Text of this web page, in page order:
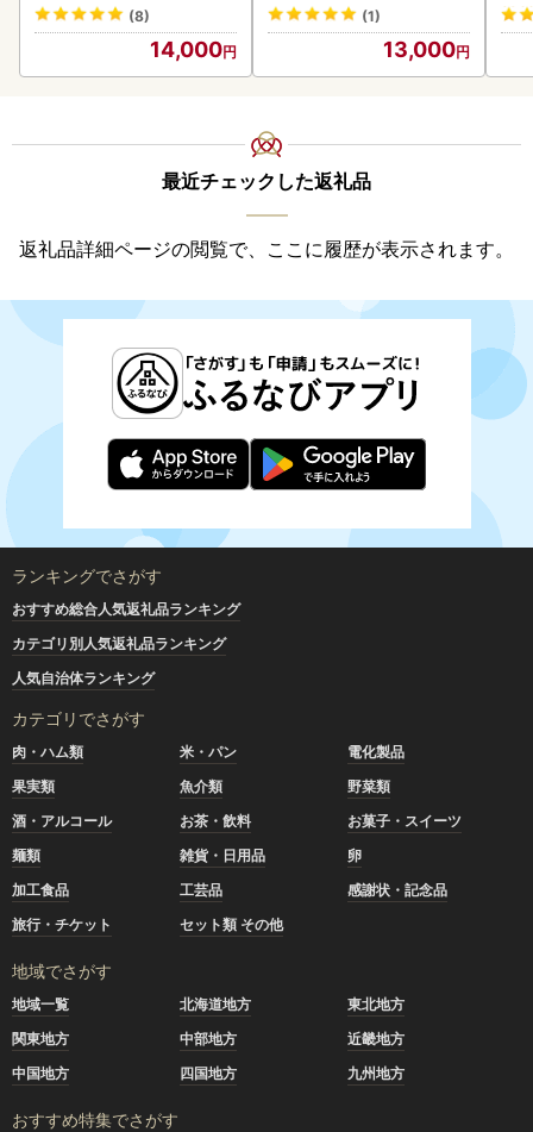
(8)
14,000
(1)
13,000
ファ
最近チェックした返礼品
返礼品詳細ページの閲覧で、ここに履歴が表示されます。
ランキングでさがす
おすすめ総合人気返礼品ランキング
カテゴリ別人気返礼品ランキング
人気自治体ランキング
カテゴリでさがす
肉・ハム類 米・パン
電化製品
果実類
魚介類
野菜類
酒・アルコール
お茶・飲料
お菓子・スイーツ
麺類
雑貨・日用品
卵
加工食品
工芸品
感謝状・記念品
旅行・チケット
セット類 その他
地域でさがす
地域一覧 北海道地方
東北地方
関東地方
中部地方
近畿地方
中国地方
四国地方 九州地方
おすすめ特集でさがす